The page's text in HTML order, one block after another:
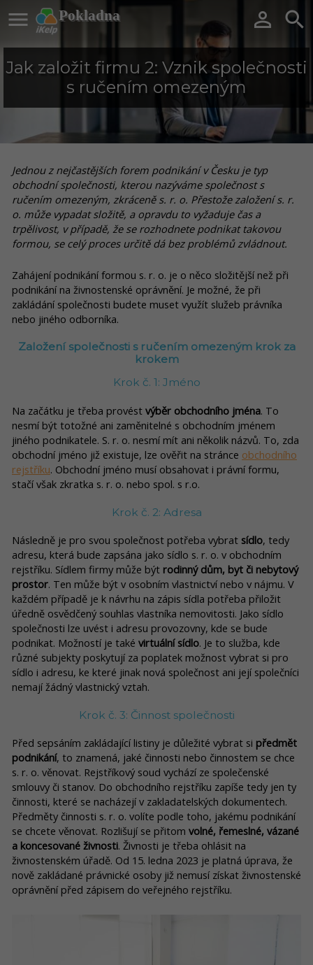
Pokladna
  
Jak založit firmu 2: Vznik společnosti
s ručením omezeným
Jednou z nejčastějších forem podnikání v Česku je typ
obchodní společnosti, kterou nazýváme společnost s
ručením omezeným, zkráceně s. r. o. Přestože založení s. r.
o. může vypadat složitě, a opravdu to vyžaduje čas a
trpělivost, v případě, že se rozhodnete podnikat takovou
formou, se celý proces určitě dá bez problémů zvládnout.
Zahájení podnikání formou s. r. o. je o něco složitější než při
podnikání na živnostenské oprávnění. Je možné, že při
zakládání společnosti budete muset využít služeb právníka
nebo jiného odborníka.
Založení společnosti s ručením omezeným krok za
krokem
Krok č. 1: Jméno
Na začátku je třeba provést výběr obchodního jména. To
nesmí být totožné ani zaměnitelné s obchodním jménem
jiného podnikatele. S. r. o. nesmí mít ani několik názvů. To, zda
obchodní jméno již existuje, lze ověřit na stránce obchodního
rejstříku. Obchodní jméno musí obsahovat i právní formu,
stačí však zkratka s. r. o. nebo spol. s r.o.
Krok č. 2: Adresa
Následně je pro svou společnost potřeba vybrat sídlo, tedy
adresu, která bude zapsána jako sídlo s. r. o. v obchodním
rejstříku. Sídlem firmy může být rodinný dům, byt či nebytový
prostor. Ten může být v osobním vlastnictví nebo v nájmu. V
každém případě je k návrhu na zápis sídla potřeba přiložit
úředně osvědčený souhlas vlastníka nemovitosti. Jako sídlo
společnosti lze uvést i adresu provozovny, kde se bude
podnikat. Možností je také virtuální sídlo. Je to služba, kde
různé subjekty poskytují za poplatek možnost vybrat si pro
sídlo i adresu, ke které jinak nová společnost ani její společníci
nemají žádný vlastnický vztah.
Krok č. 3: Činnost společnosti
Před sepsáním zakládající listiny je důležité vybrat si předmět
podnikání, to znamená, jaké činnosti nebo činnostem se chce
s. r. o. věnovat. Rejstříkový soud vychází ze společenské
smlouvy či stanov. Do obchodního rejstříku zapíše tedy jen ty
činnosti, které se nacházejí v zakladatelských dokumentech.
Předměty činnosti s. r. o. volíte podle toho, jakému podnikání
se chcete věnovat. Rozlišují se přitom volné, řemeslné, vázané
a koncesované živnosti. Živnosti je třeba ohlásit na
živnostenském úřadě. Od 15. ledna 2023 je platná úprava, že
nově zakládané právnické osoby již nemusí získat živnostenské
oprávnění před zápisem do veřejného rejstříku.